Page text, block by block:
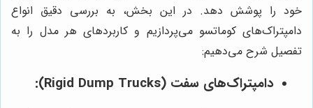
خود را پوشش دهد. در این بخش، به بررسی دقیق انواع
دامپتراک‌های کوماتسو می‌پردازیم و کاربردهای هر مدل را به
تفصیل شرح می‌دهیم:
دامپتراک‌های سفت (Rigid Dump Trucks):